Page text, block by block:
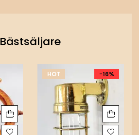
Bästsäljare
HOT -16%